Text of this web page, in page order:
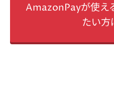
AmazonPayが使え
たい方